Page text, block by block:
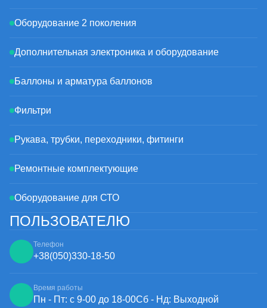
Оборудование 2 поколения
Дополнительная электроника и оборудование
Баллоны и арматура баллонов
Фильтри
Рукава, трубки, переходники, фитинги
Ремонтные комплектующие
Оборудование для СТО
ПОЛЬЗОВАТЕЛЮ
Телефон
+38(050)330-18-50
Время работы
Пн - Пт: с 9-00 до 18-00Сб - Нд: Выходной